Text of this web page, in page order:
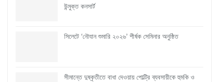
উন্মুক্ত কনসার্ট
সিলেটে ‘নৌযান শুমারি ২০২৬’ শীর্ষক সেমিনার অনুষ্ঠিত
সীমান্তে দুষ্কৃতীতে বাধা দেওয়ায় পোল্ট্রি ব্যবসায়ীকে হুমকি ও